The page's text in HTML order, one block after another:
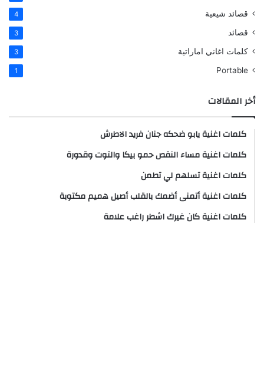
قصائد شيعية 4
قصائد 3
كلمات اغاني اماراتية 3
Portable
1
أخر المقالات
كلمات اغنية يابو ضحكه جنان فريد الاطرش
كلمات اغنية مساء النقص حمو بيكا والتوت وقدورة
كلمات اغنية تسلهم لي تطمن
كلمات اغنية أتمنى أضمك بالقلب أصيل هميم مكتوبة
كلمات اغنية كان غيرك اشطر راغب علامة